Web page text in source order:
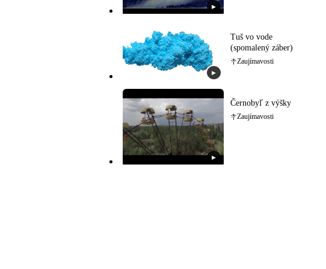
▶
▶
Tuš vo vode
(spomalený záber)
Zaujímavosti
▶
Černobyľ z výšky
Zaujímavosti